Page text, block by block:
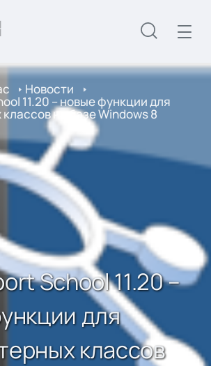
Новости
11.20 – новые функции для
классов на базе Windows 8
School 11.20 –
для
классов